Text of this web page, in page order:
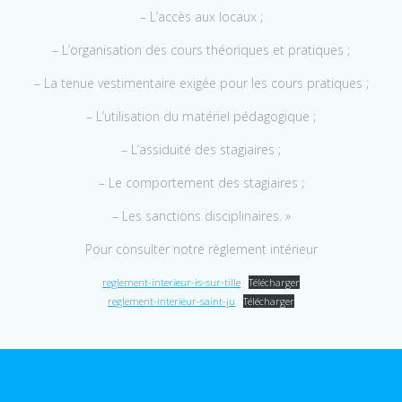
– L’accès aux locaux ;
– L’organisation des cours théoriques et pratiques ;
– La tenue vestimentaire exigée pour les cours pratiques ;
– L’utilisation du matériel pédagogique ;
– L’assiduité des stagiaires ;
– Le comportement des stagiaires ;
– Les sanctions disciplinaires. »
Pour consulter notre règlement intérieur
reglement-interieur-is-sur-tille Télécharger
reglement-interieur-saint-ju
Télécharger